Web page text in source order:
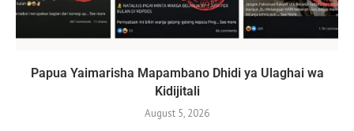
Papua Yaimarisha Mapambano Dhidi ya Ulaghai wa
Kidijitali
August 5, 2026